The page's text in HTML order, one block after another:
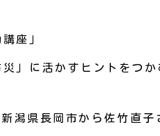
座」
」に活かすヒントをつ
潟県長岡市から佐竹直